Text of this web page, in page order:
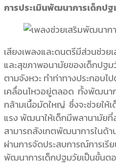
การประเมินพัฒนาการเด็กป
เสียงเพลงและดนตรีมีส่วนช่ว
และสุขภาพอนามัยของเด็กปฐมวั
ตามจังหวะ ทำท่าทางประกอบ
เคลื่อนไหวอยู่ตลอด ทั้งพัฒนา
กล้ามเนื้อมัดใหญ่ ซึ่งจะช่วยให้
แรง พัฒนาให้เด็กมีพลานามัย
สามารถสังเกตพัฒนาการในด้
ผ่านการจัดประสบการณ์การเรีย
พัฒนาการเด็กปฐมวัยเป็นขั้นต